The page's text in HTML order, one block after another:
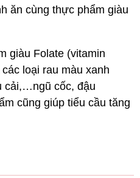
ăn cùng thực phẩm giàu
giàu Folate (vitamin
loại rau màu xanh
cải,…ngũ cốc, đậu
cũng giúp tiểu cầu tăng